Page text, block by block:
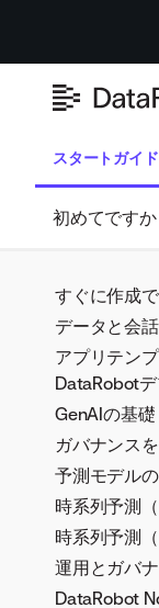
スタートガイド
初めてですか
すぐに作成
データと会
アプリテン
DataRobot
GenAIの基礎
ガバナンス
予測モデル
時系列予測（
時系列予測（
運用とガバ
DataRobot